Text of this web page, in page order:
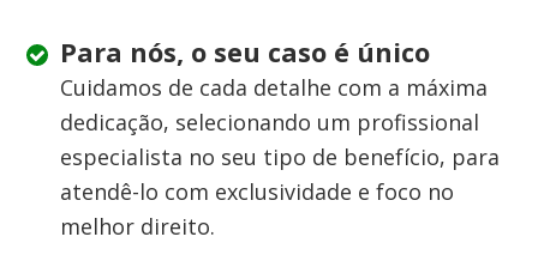
Para nós, o seu caso é único
Cuidamos de cada detalhe com a máxima
dedicação, selecionando um profissional
especialista no seu tipo de benefício, para
atendê-lo com exclusividade e foco no
melhor direito.